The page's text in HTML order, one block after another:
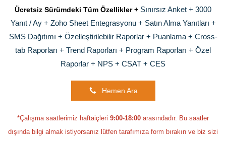
Ücretsiz Sürümdeki Tüm Özellikler+ Sınırsız Anket + 3000
Yanıt / Ay + Zoho Sheet Entegrasyonu + Satın Alma Yanıtları +
SMS Dağıtımı + Özelleştirilebilir Raporlar + Puanlama + Cross-
tab Raporları + Trend Raporları + Program Raporları + Özel
Raporlar + NPS + CSAT + CES
Hemen Ara
*Çalışma saatlerimiz haftaiçleri 9:00-18:00 arasındadır. Bu saatler
dışında bilgi almak istiyorsanız lütfen tarafımıza form bırakın ve biz sizi